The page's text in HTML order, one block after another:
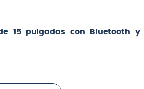
15 pulgadas con Bluetooth y
sin igual y el precio más